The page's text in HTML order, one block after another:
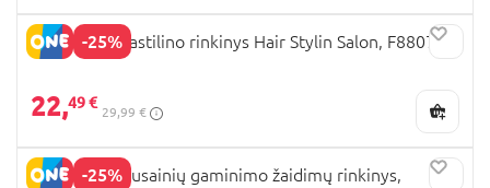
-25%
PLAY DOH plastilino rinkinys Hair Stylin Salon, F8807
22,49 €
29,99 €
-25%
PLAY-DOH sausainių gaminimo žaidimų rinkinys,